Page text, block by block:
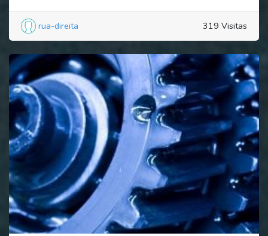
rua-direita 319 Visitas